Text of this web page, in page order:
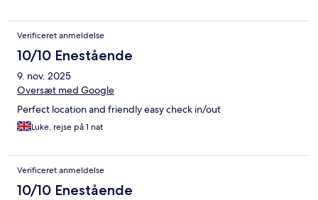
Verificeret anmeldelse
10/10 Enestående
9. nov. 2025
Oversæt med Google
Perfect location and friendly easy check in/out
Luke, rejse på 1 nat
Verificeret anmeldelse
10/10 Enestående